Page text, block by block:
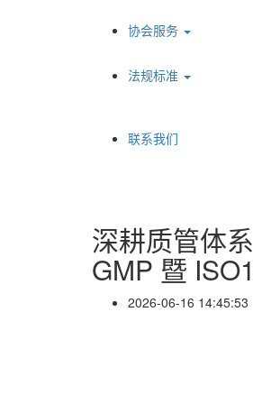
协会服务
法规标准
联系我们
深耕质管体
GMP 暨
2026-06-16 14:45:53